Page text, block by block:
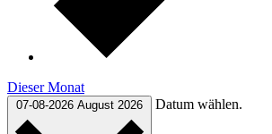
Dieser Monat
07-08-2026 August 2026 Datum wählen.